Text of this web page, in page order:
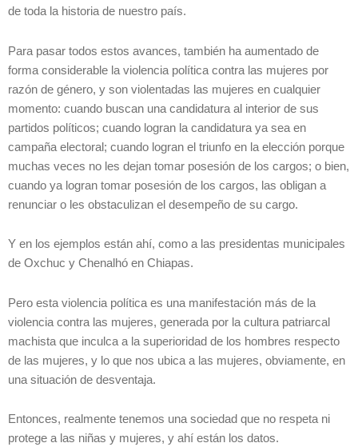
de toda la historia de nuestro país.
Para pasar todos estos avances, también ha aumentado de
forma considerable la violencia política contra las mujeres por
razón de género, y son violentadas las mujeres en cualquier
momento: cuando buscan una candidatura al interior de sus
partidos políticos; cuando logran la candidatura ya sea en
campaña electoral; cuando logran el triunfo en la elección porque
muchas veces no les dejan tomar posesión de los cargos; o bien,
cuando ya logran tomar posesión de los cargos, las obligan a
renunciar o les obstaculizan el desempeño de su cargo.
Y en los ejemplos están ahí, como a las presidentas municipales
de Oxchuc y Chenalhó en Chiapas.
Pero esta violencia política es una manifestación más de la
violencia contra las mujeres, generada por la cultura patriarcal
machista que inculca a la superioridad de los hombres respecto
de las mujeres, y lo que nos ubica a las mujeres, obviamente, en
una situación de desventaja.
Entonces, realmente tenemos una sociedad que no respeta ni
protege a las niñas y mujeres, y ahí están los datos.